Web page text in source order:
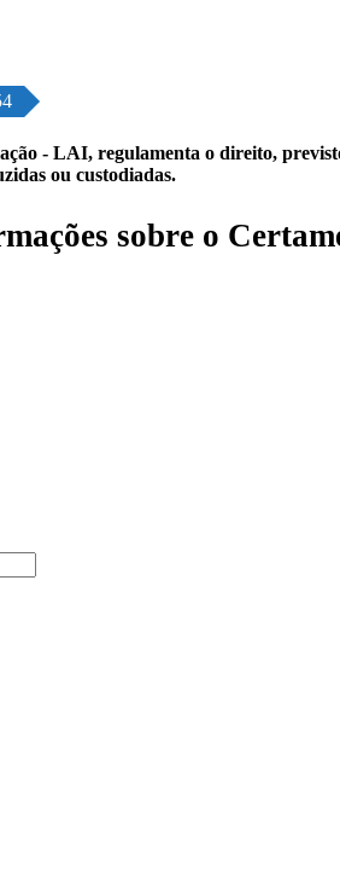
- LAI, regulamenta o direito,
ou custodiadas.
sobre o